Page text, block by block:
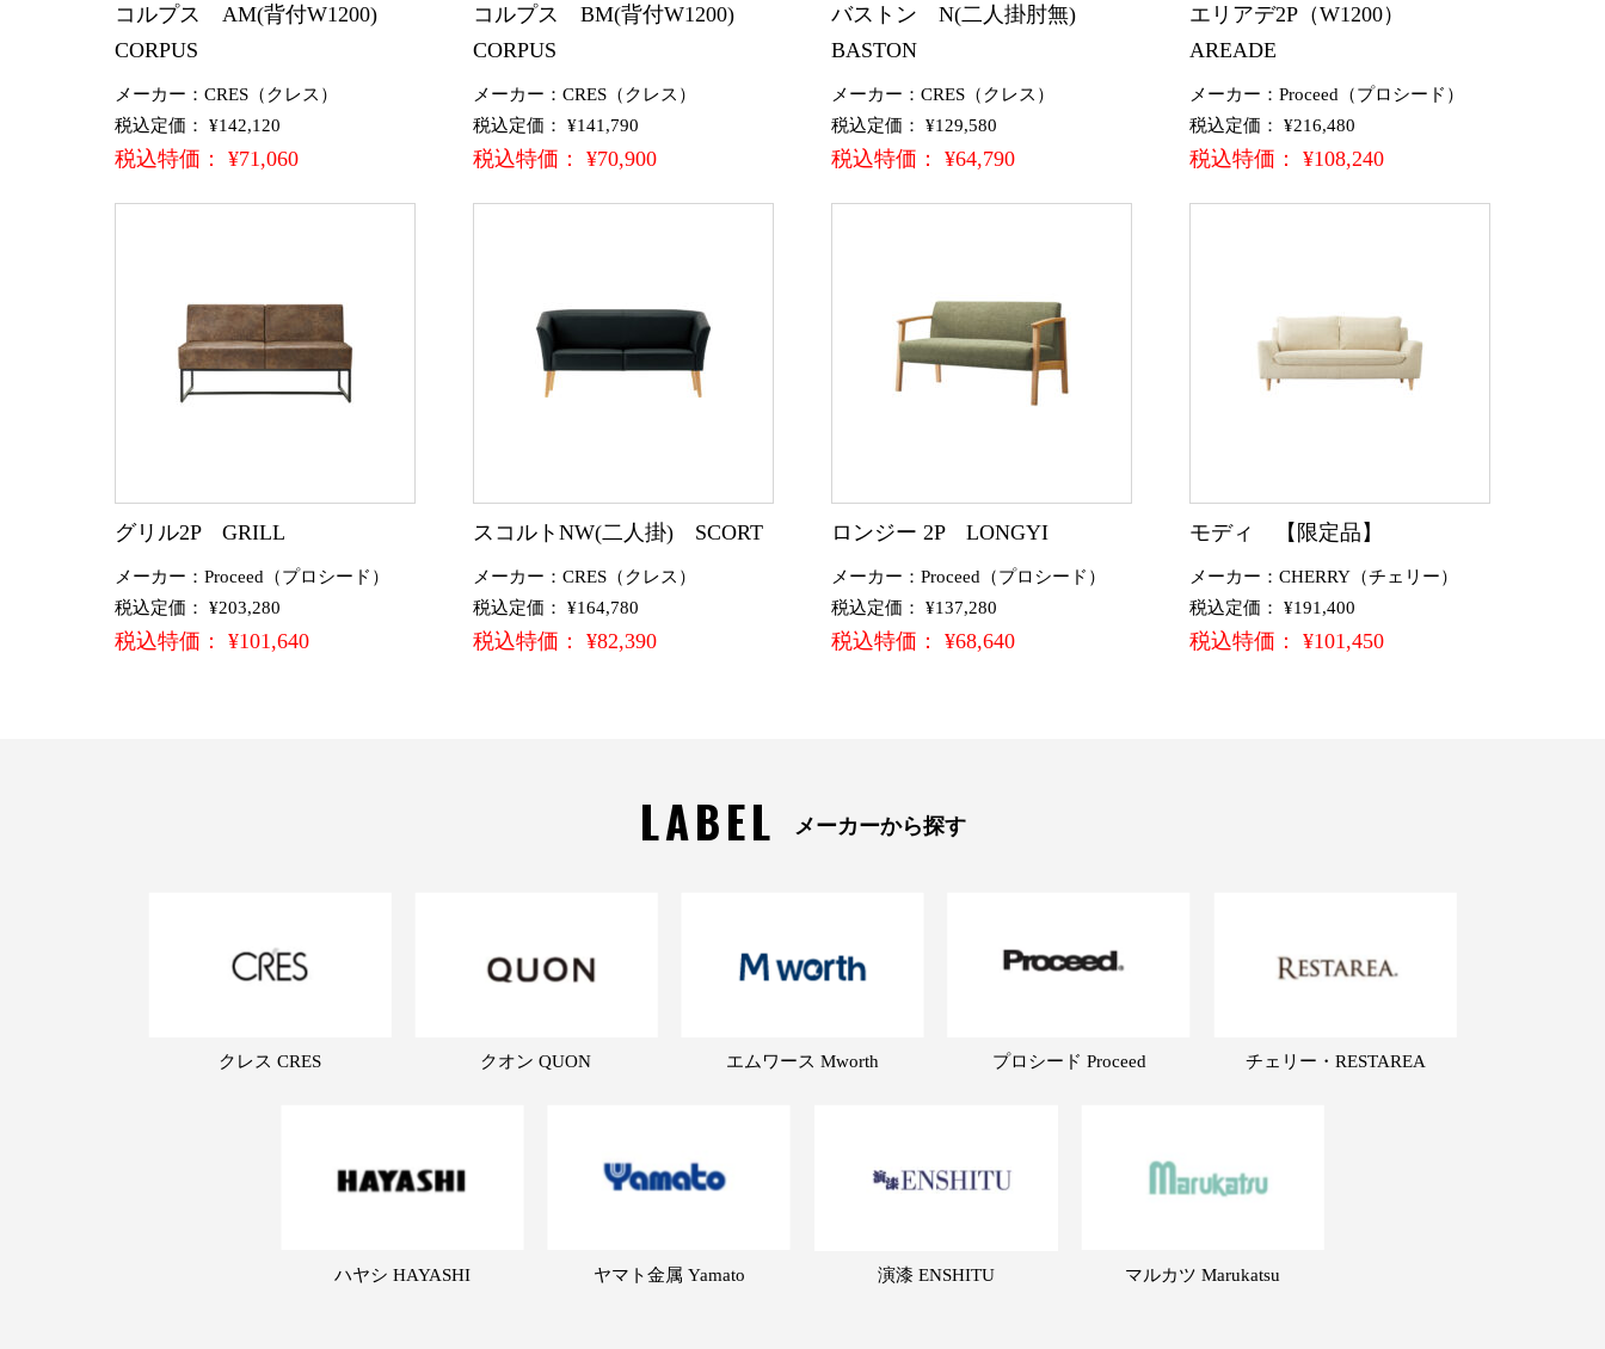
コルプス AM(背付W1200)
CORPUS
メーカー：CRES（クレス）
税込定価： ¥142,120
税込特価： ¥71,060
コルプス BM(背付W1200)
CORPUS
メーカー：CRES（クレス）
税込定価： ¥141,790
税込特価： ¥70,900
バストン N(二人掛肘無)
BASTON
メーカー：CRES（クレス）
税込定価： ¥129,580
税込特価： ¥64,790
エリアデ2P（W1200）
AREADE
メーカー：Proceed（プロシード）
税込定価： ¥216,480
税込特価： ¥108,240
グリル2P GRILL
メーカー：Proceed（プロシード）
税込定価： ¥203,280
税込特価： ¥101,640
スコルトNW(二人掛) SCORT
メーカー：CRES（クレス）
税込定価： ¥164,780
税込特価： ¥82,390
ロンジー 2P LONGYI
メーカー：Proceed（プロシード）
税込定価： ¥137,280
税込特価： ¥68,640
モディ 【限定品】
メーカー：CHERRY（チェリー）
税込定価： ¥191,400
税込特価： ¥101,450
LABEL メーカーから探す
クレス CRES クオン QUON エムワース Mworth プロシード Proceed チェリー・RESTAREA
ハヤシ HAYASHI ヤマト金属 Yamato 演漆 ENSHITU マルカツ Marukatsu